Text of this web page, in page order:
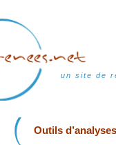
un site de
Outils d’analyses